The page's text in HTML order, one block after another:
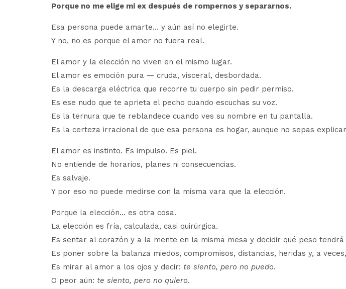
Porque no me elige mi ex después de rompernos y separarnos.
Esa persona puede amarte… y aún así no elegirte.
Y no, no es porque el amor no fuera real.
El amor y la elección no viven en el mismo lugar.
El amor es emoción pura — cruda, visceral, desbordada.
Es la descarga eléctrica que recorre tu cuerpo sin pedir permiso.
Es ese nudo que te aprieta el pecho cuando escuchas su voz.
Es la ternura que te reblandece cuando ves su nombre en tu pantalla.
Es la certeza irracional de que esa persona es hogar, aunque no sepas
El amor es instinto. Es impulso. Es piel.
No entiende de horarios, planes ni consecuencias.
Es salvaje.
Y por eso no puede medirse con la misma vara que la elección.
Porque la elección… es otra cosa.
La elección es fría, calculada, casi quirúrgica.
Es sentar al corazón y a la mente en la misma mesa y decidir qué peso tendrá
Es poner sobre la balanza miedos, compromisos, distancias, heridas y, a
Es mirar al amor a los ojos y decir: te siento, pero no puedo.
O peor aún: te siento, pero no quiero.